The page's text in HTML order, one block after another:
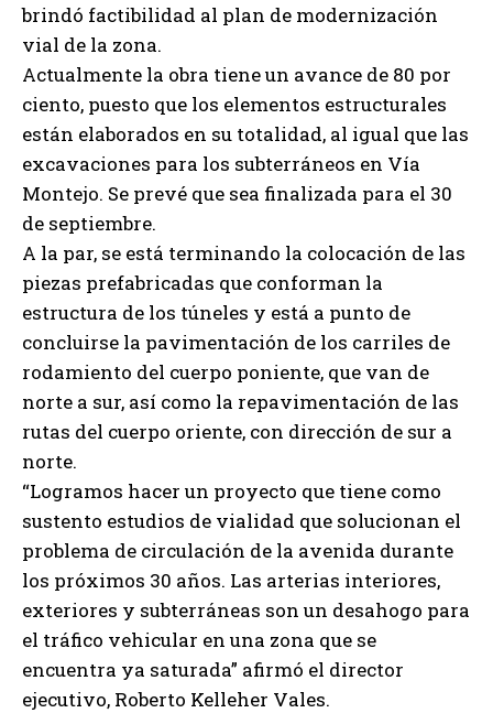
brindó factibilidad al plan de modernización
vial de la zona.
Actualmente la obra tiene un avance de 80 por
ciento, puesto que los elementos estructurales
están elaborados en su totalidad, al igual que las
excavaciones para los subterráneos en Vía
Montejo. Se prevé que sea finalizada para el 30
de septiembre.
A la par, se está terminando la colocación de las
piezas prefabricadas que conforman la
estructura de los túneles y está a punto de
concluirse la pavimentación de los carriles de
rodamiento del cuerpo poniente, que van de
norte a sur, así como la repavimentación de las
rutas del cuerpo oriente, con dirección de sur a
norte.
“Logramos hacer un proyecto que tiene como
sustento estudios de vialidad que solucionan el
problema de circulación de la avenida durante
los próximos 30 años. Las arterias interiores,
exteriores y subterráneas son un desahogo para
el tráfico vehicular en una zona que se
encuentra ya saturada” afirmó el director
ejecutivo, Roberto Kelleher Vales.